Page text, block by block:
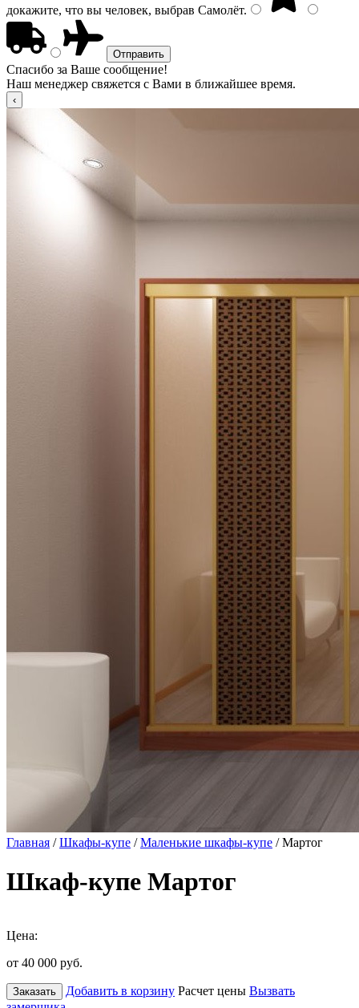
докажите, что вы человек, выбрав Самолёт.
Спасибо за Ваше сообщение!
Наш менеджер свяжется с Вами в ближайшее время.
Главная /Шкафы-купе /Маленькие шкафы-купе / Мартог
Шкаф-купе Мартог
Цена:
от 40 000 руб.
Заказать Добавить в корзину Расчет цены Вызвать